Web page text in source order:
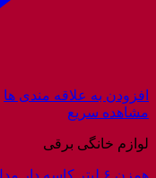
افزودن به علاقه مندی ها
مشاهده سریع
لوازم خانگی برقی
همزن ۶ لیتر کاسه دار مدل ۱۹۴۰ روگن آلمان / RUGEN RU-۱۹۴۰